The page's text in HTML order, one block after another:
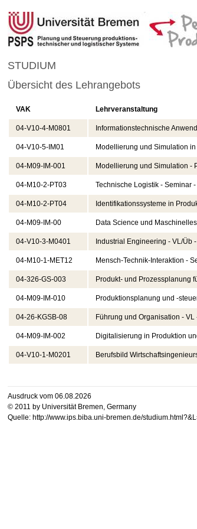
STUDIUM
Übersicht des Lehrangebots
VAK Lehrveranstaltung
04-V10-4-M0801 Informationstechnische
04-V10-5-IM01 Modellierung und Simulation
04-M09-IM-001 Modellierung und Simulation -
04-M10-2-PT03 Technische Logistik - Seminar
04-M10-2-PT04 Identifikationssysteme in
04-M09-IM-00 Data Science und
04-V10-3-M0401 Industrial Engineering - VL/Üb
04-M10-1-MET12 Mensch-Technik-Interaktion -
04-326-GS-003 Produkt- und Prozessplanung
04-M09-IM-010 Produktionsplanung und -
04-26-KGSB-08 Führung und Organisation - VL
04-M09-IM-002 Digitalisierung in Produktion
04-V10-1-M0201 Berufsbild
Ausdruck vom 06.08.2026
© 2011 by Universität Bremen, Germany
Quelle: http://www.ips.biba.uni-bremen.de/